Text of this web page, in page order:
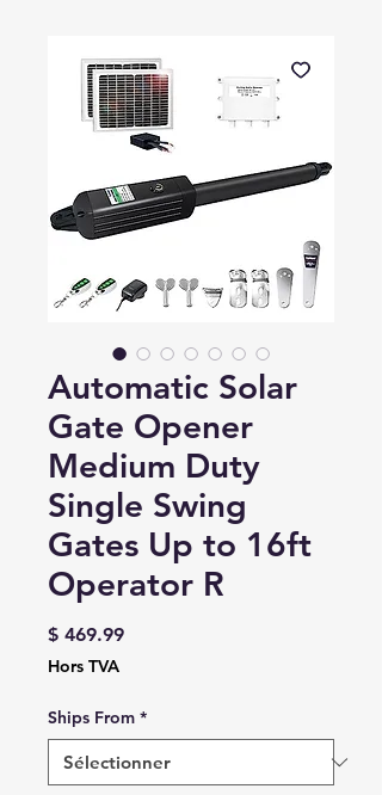
Automatic Solar
Gate Opener
Medium Duty
Single Swing
Gates Up to 16ft
Operator R
$ 469.99Prix
Hors TVA
Ships From *